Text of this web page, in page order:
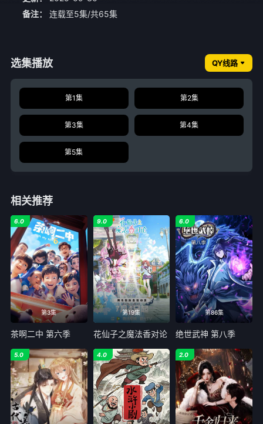
备注：
连载至5集/共65集
选集播放 QY线路
第1集 第2集
第3集 第4集
第5集
相关推荐
第3集
6.0
茶啊二中 第六季
第19集
9.0
花仙子之魔法香对论
第86集
6.0
绝世武神 第八季
5.0 4.0 2.0